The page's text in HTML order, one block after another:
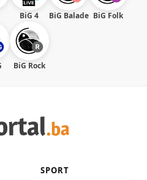
BiG 4 BiG Balade BiG Folk
BiG Rock
SPORT